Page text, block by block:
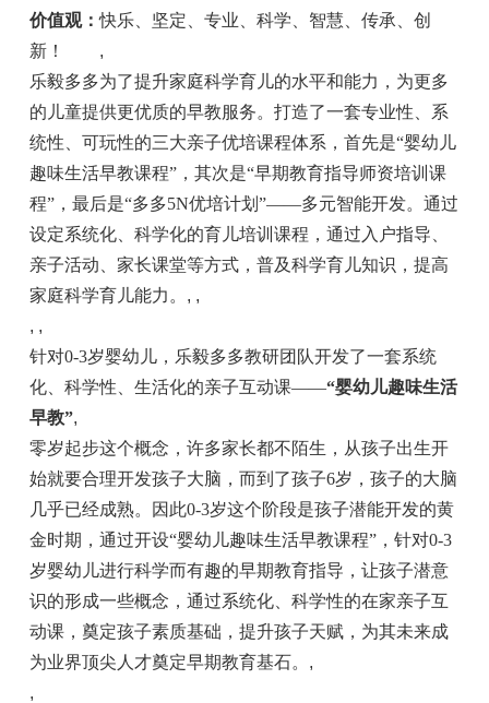
价值观：快乐、坚定、专业、科学、智慧、传承、创
新！ ,
乐毅多多为了提升家庭科学育儿的水平和能力，为更多
的儿童提供更优质的早教服务。打造了一套专业性、系
统性、可玩性的三大亲子优培课程体系，首先是“婴幼儿
趣味生活早教课程”，其次是“早期教育指导师资培训课
程”，最后是“多多5N优培计划”——多元智能开发。通过
设定系统化、科学化的育儿培训课程，通过入户指导、
亲子活动、家长课堂等方式，普及科学育儿知识，提高
家庭科学育儿能力。 , ,
, ,
针对0-3岁婴幼儿，乐毅多多教研团队开发了一套系统
化、科学性、生活化的亲子互动课——“婴幼儿趣味生活
早教”,
零岁起步这个概念，许多家长都不陌生，从孩子出生开
始就要合理开发孩子大脑，而到了孩子6岁，孩子的大脑
几乎已经成熟。因此0-3岁这个阶段是孩子潜能开发的黄
金时期，通过开设“婴幼儿趣味生活早教课程”，针对0-3
岁婴幼儿进行科学而有趣的早期教育指导，让孩子潜意
识的形成一些概念，通过系统化、科学性的在家亲子互
动课，奠定孩子素质基础，提升孩子天赋，为其未来成
为业界顶尖人才奠定早期教育基石。 ,
,